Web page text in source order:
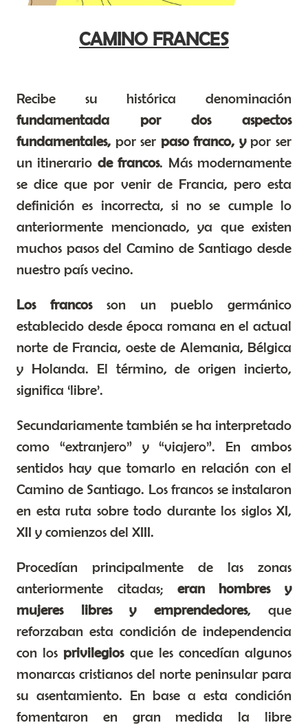
CAMINO FRANCES
Recibe su histórica denominación
fundamentada por dos aspectos
fundamentales, por ser paso franco, ypor ser
un itinerario de francos. Más modernamente
se dice que por venir de Francia, pero esta
definición es incorrecta, si no se cumple lo
anteriormente mencionado, ya que existen
muchos pasos del Camino de Santiago desde
nuestro país vecino.
Los francosson un pueblo germánico
establecido desde época romana en el actual
norte de Francia, oeste de Alemania, Bélgica
y Holanda. El término, de origen incierto,
significa ‘libre’.
Secundariamente también se ha interpretado
como “extranjero” y “viajero”. En ambos
sentidos hay que tomarlo en relación con el
Camino de Santiago. Los francos se instalaron
en esta ruta sobre todo durante los siglos XI,
XII y comienzos del XIII.
Procedían principalmente de las zonas
anteriormente citadas; eran hombres y
mujeres libres y emprendedores, que
reforzaban esta condición de independencia
con losprivilegios que les concedían algunos
monarcas cristianos del norte peninsular para
su asentamiento. En base a esta condición
fomentaron en gran medida la libre